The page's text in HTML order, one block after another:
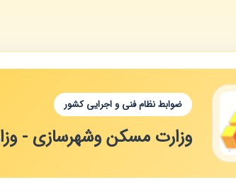
ضوابط نظام فنی و اجرایی کشور
وزارت مسکن وشهرسازی -